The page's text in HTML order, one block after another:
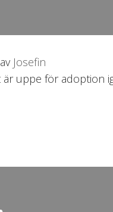
av Josefin
uppe för adoption